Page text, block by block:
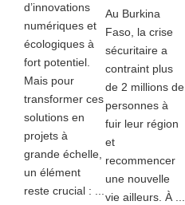
d’innovations
numériques et
écologiques à
fort potentiel.
Mais pour
transformer ces
solutions en
projets à
grande échelle,
un élément
reste crucial : ...
Au Burkina
Faso, la crise
sécuritaire a
contraint plus
de 2 millions de
personnes à
fuir leur région
et
recommencer
une nouvelle
vie ailleurs. À ...